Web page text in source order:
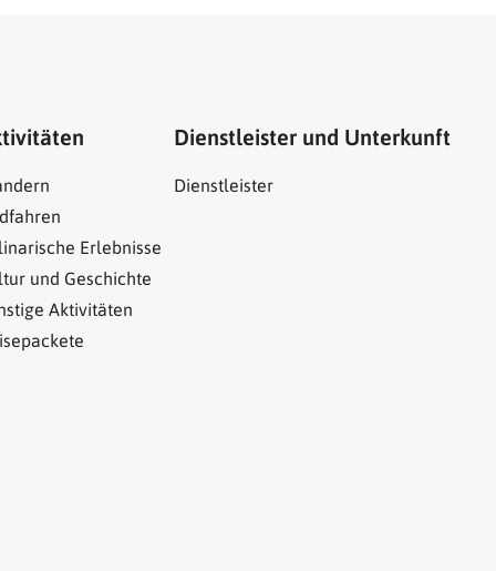
Erlebnisse
und Geschichte
Aktivitäten
Dienstleister und Unterkunft
Dienstleister